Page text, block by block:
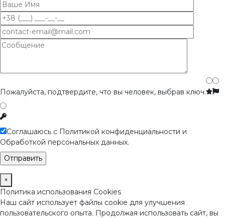
Пожалуйста, подтвердите, что вы человек, выбрав ключ.
Соглашаюсь с Политикой конфиденциальности и
Обработкой персональных данных.
×
Политика использования Cookies
Наш сайт использует файлы cookie для улучшения
пользовательского опыта. Продолжая использовать сайт, вы